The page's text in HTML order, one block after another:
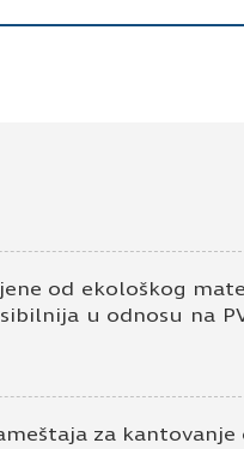
od ekološkog
u odnosu na
za